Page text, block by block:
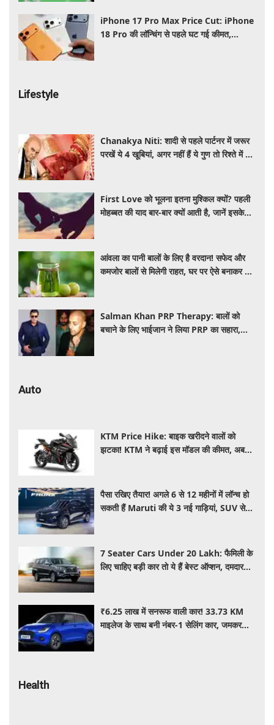
iPhone 17 Pro Max Price Cut: iPhone
18 Pro की लॉन्चिंग से पहले घट गई कीमत,
Lifestyle
Chanakya Niti: शादी से पहले पार्टनर में जरूर
परखें ये 4 खूबियां, अगर नहीं हैं ये गुण तो रिश्ते में बढ़
First Love को भूलना इतना मुश्किल क्यों? पहली
मोहब्बत की याद बार-बार क्यों आती है, जानें इसके
आंवला का पानी बालों के लिए है वरदान! सफेद और
कमजोर बालों से मिलेगी राहत, घर पर ऐसे बनाकर करें
Salman Khan PRP Therapy: बालों को
बचाने के लिए भाईजान ने लिया PRP का सहारा,
Auto
KTM Price Hike: बाइक खरीदने वालों को
झटका! KTM ने बढ़ाई इस मॉडल की कीमत, अब
पैसा रखिए तैयार! अगले 6 से 12 महीनों में लॉन्च हो
सकती हैं Maruti की ये 3 नई गाड़ियां, SUV से
7 Seater Cars Under 20 Lakh: फैमिली के
लिए चाहिए बड़ी कार तो ये हैं बेस्ट ऑप्शन, दमदार
₹6.25 लाख में सनरूफ वाली कार! 33.73 KM
माइलेज के साथ बनी नंबर-1 सेलिंग कार, जमकर
Health